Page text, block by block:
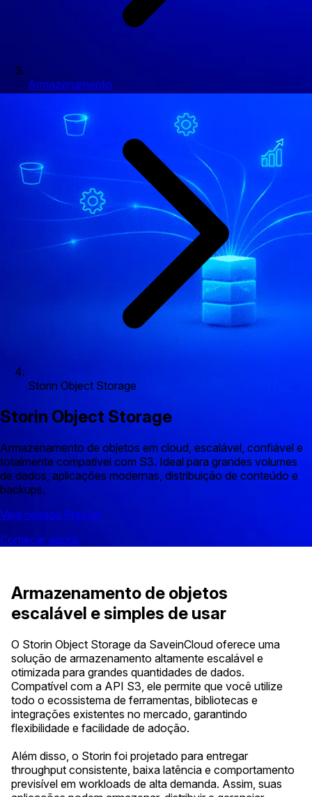
Armazenamento
Storin Object Storage
Storin Object Storage
Armazenamento de objetos em cloud, escalável, confiável e
totalmente compatível com S3. Ideal para grandes volumes
de dados, aplicações modernas, distribuição de conteúdo e
backups.
Veja nossos Preços
Começar agora
Armazenamento de objetos
escalável e simples de usar
O Storin Object Storage da SaveinCloud oferece uma
solução de armazenamento altamente escalável e
otimizada para grandes quantidades de dados.
Compatível com a API S3, ele permite que você utilize
todo o ecossistema de ferramentas, bibliotecas e
integrações existentes no mercado, garantindo
flexibilidade e facilidade de adoção.
Além disso, o Storin foi projetado para entregar
throughput consistente, baixa latência e comportamento
previsível em workloads de alta demanda. Assim, suas